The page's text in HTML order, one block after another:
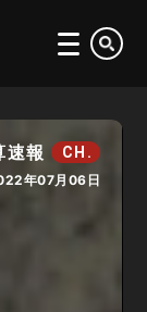
速報 CH.
年07月06日